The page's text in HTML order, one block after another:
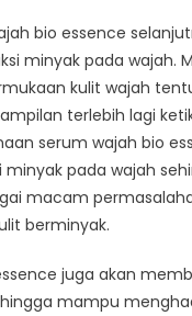
bio essence
minyak pada wajah.
kulit wajah
terlebih lagi
serum wajah bio
minyak pada wajah
macam
berminyak.
juga akan
mampu